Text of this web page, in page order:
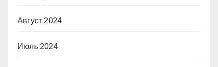
Август 2024
Июль 2024